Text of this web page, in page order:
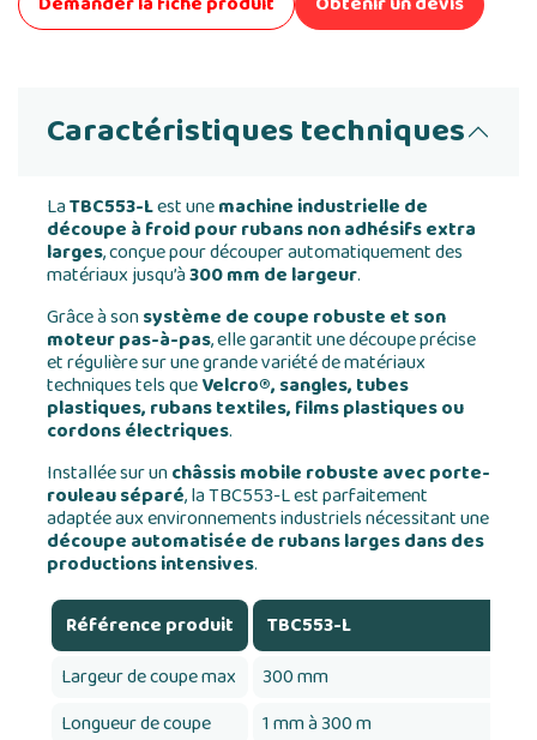
Caractéristiques techniques
LaTBC553-Lest unemachine industrielle de
découpe à froid pour rubans non adhésifs extra
larges, conçue pour découper automatiquement des
matériaux jusqu’à300 mm de largeur.
Grâce à sonsystème de coupe robuste et son
moteur pas-à-pas, elle garantit une découpe précise
et régulière sur une grande variété de matériaux
techniques tels queVelcro®, sangles, tubes
plastiques, rubans textiles, films plastiques ou
cordons électriques.
Installée sur unchâssis mobile robuste avec porte-
rouleau séparé, la TBC553-L est parfaitement
adaptée aux environnements industriels nécessitant une
découpe automatisée de rubans larges dans des
productions intensives.
Référence produit
TBC553-L
Largeur de coupe max
300 mm
Longueur de coupe
1 mm à 300 m